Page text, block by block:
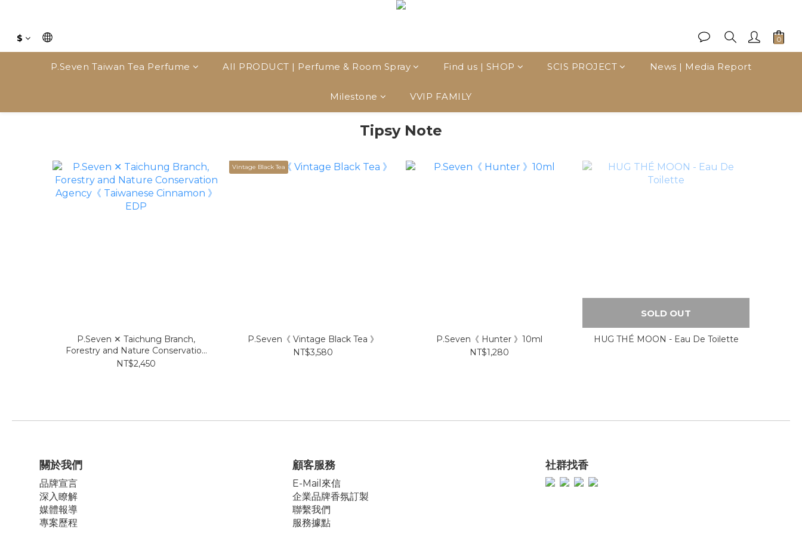
$
P.Seven Taiwan Tea Perfume AII PRODUCT | Perfume & Room Spray Find us | SHOP SCIS PROJECT News | Media Report
Milestone VVIP FAMILY
Tipsy Note
P.Seven ✕ Taichung Branch,
Forestry and Nature Conservation
Agency《 Taiwanese Cinnamon 》
NT$2,450
Vintage Black Tea
P.Seven《 Vintage Black Tea 》
NT$3,580
P.Seven《 Hunter 》10ml
NT$1,280
SOLD OUT
HUG THÉ MOON - Eau De Toilette
關於我們
品牌宣言
深入瞭解
媒體報導
專案歷程
顧客服務
E-Mail來信
企業品牌香氛訂製
聯繫我們
服務據點
社群找香